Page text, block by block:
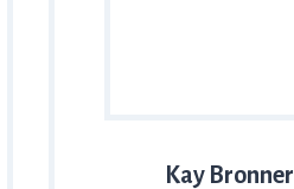
Kay Bronner